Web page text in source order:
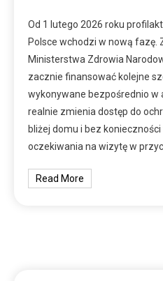
Od 1 lutego 2026 roku
Polsce wchodzi w nową
Ministerstwa Zdrowia
zacznie finansować kolejne
wykonywane bezpośrednio w
realnie zmienia dostęp do
bliżej domu i bez
oczekiwania na wizytę w
Read More